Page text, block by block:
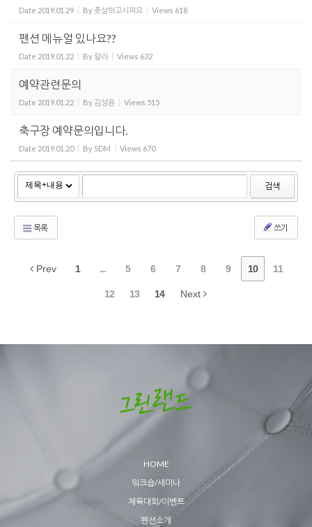
Date 2019.01.29 By풋살하고시퍼요 Views 618
펜션 메뉴얼 있나요??
Date 2019.01.22 By 랄라 Views 632
예약관련문의
Date 2019.01.22 By 김성윤 Views 515
축구장 예약문의입니다.
Date 2019.01.20 By SDM Views 670
검색
목록 쓰기
Prev 1 ... 5 6 7 8 9 10 11
12 13 14 Next
HOME
워크숍/세미나
체육대회/이벤트
펜션소개